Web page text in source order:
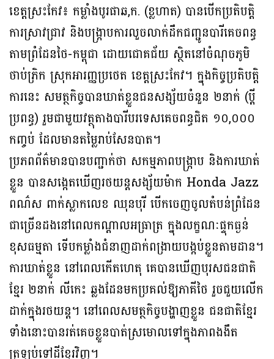
ខេត្តស្រះកែវ៖ កម្លាំងបូរផាឆ,ក. (ខ្លហាត) បានបើកប្រតិបត្តិ
ការស្រាវជ្រាវ និងបង្ក្រាបការលួចលាក់ដឹកជញ្ជូនបារីគេចពន្ធ
តាមព្រំដែនថៃ-កម្ពុជា ដោយជោគជ័យ ស្ថិតនៅចំណុចភូមិ
ថាប់ភ្រិក ស្រុកអារញ្ញប្រថេត ខេត្តស្រះកែវ។ ក្នុងកិច្ចប្រតិបត្តិ
ការនេះ សមត្ថកិច្ចបានឃាត់ខ្លួនជនសង្ស័យចំនួន ២នាក់ (ប្តី
ប្រពន្ធ) រួមជាមួយវត្ថុតាងបារីបរទេសគេចពន្ធជិត ១០,០០០
កញ្ចប់ ដែលមានតម្លៃរាប់សែនបាត។
ប្រភពព័ត៌មានបានបញ្ជាក់ថា សកម្មភាពបង្ក្រាប និងការឃាត់
ខ្លួន បានសង្កេតឃើញរថយន្តសង្ស័យម៉ាក Honda Jazz
ពណ៌ស ពាក់ស្លាកលេខ ឈុនបុរី បើកចេញចូលតំបន់ព្រំដែន
ជាច្រើនដងនៅពេលកណ្តាលអធ្រាត្រ ក្នុងលក្ខណៈផ្ទុកធ្ងន់
ខុសធម្មតា ទើបកម្លាំងជំនាញដាក់ពង្រាយបង្កប់ខ្លួនតាមដាន។
ការឃាត់ខ្លួន នៅពេលកើតហេតុ គេបានឃើញបុរសជនជាតិ
ខ្មែរ ២នាក់ លីកេះ ឆ្លងដែនមកប្រគល់ឱ្យភាគីថៃ រួចជួយលើក
ដាក់ក្នុងរថយន្ត។ នៅពេលសមត្ថកិច្ចបង្ហាញខ្លួន ជនជាតិខ្មែរ
ទាំងនោះបានរត់គេចខ្លួនបាត់ស្រមោលទៅក្នុងភាពងងឹត
ត្រឡប់ទៅដីខ្មែរវិញ។